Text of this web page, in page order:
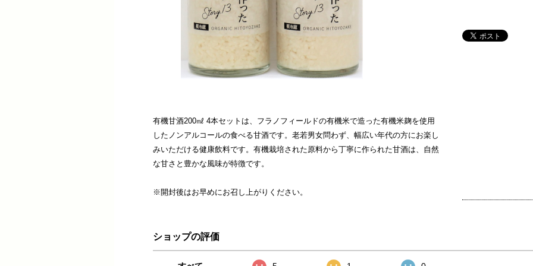
有機甘酒200㎖ 4本セットは、フラノフィールドの有機米で造った有機米麹を使用
したノンアルコールの食べる甘酒です。老若男女問わず、幅広い年代の方にお楽し
みいただける健康飲料です。有機栽培された原料から丁寧に作られた甘酒は、自然
な甘さと豊かな風味が特徴です。
※開封後はお早めにお召し上がりください。
ショップの評価